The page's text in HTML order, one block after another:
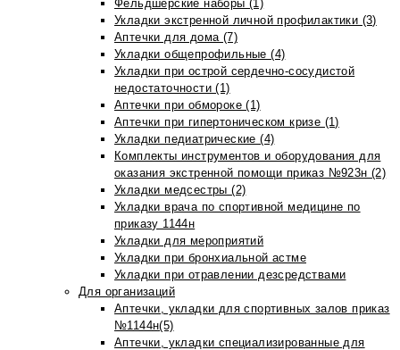
Фельдшерские наборы (1)
Укладки экстренной личной профилактики (3)
Аптечки для дома (7)
Укладки общепрофильные (4)
Укладки при острой сердечно-сосудистой
недостаточности (1)
Аптечки при обмороке (1)
Аптечки при гипертоническом кризе (1)
Укладки педиатрические (4)
Комплекты инструментов и оборудования для
оказания экстренной помощи приказ №923н (2)
Укладки медсестры (2)
Укладки врача по спортивной медицине по
приказу 1144н
Укладки для мероприятий
Укладки при бронхиальной астме
Укладки при отравлении дезсредствами
Для организаций
Аптечки, укладки для спортивных залов приказ
№1144н(5)
Аптечки, укладки специализированные для